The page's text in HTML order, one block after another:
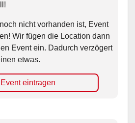
nicht vorhanden ist, Event
Wir fügen die Location dann
Event ein. Dadurch verzögert
etwas.
eintragen